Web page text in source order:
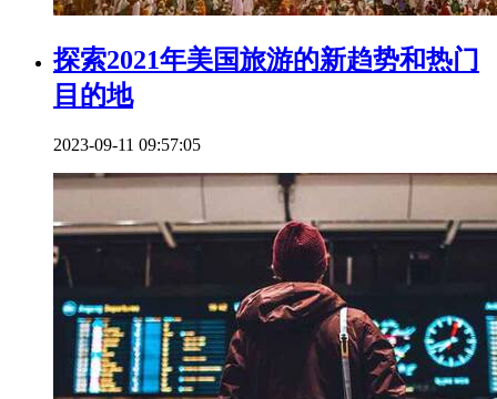
探索2021年美国旅游的新趋势和热门
目的地
2023-09-11 09:57:05